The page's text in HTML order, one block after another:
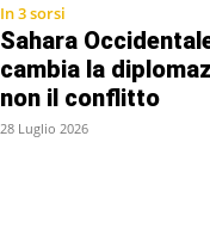
In 3 sorsi
Sahara
cambia la
non il conflitto
28 Luglio 2026